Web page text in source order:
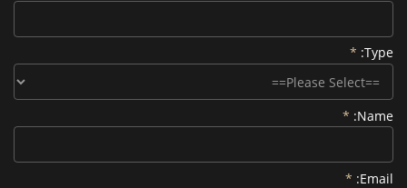
Type:
Name:
Email: